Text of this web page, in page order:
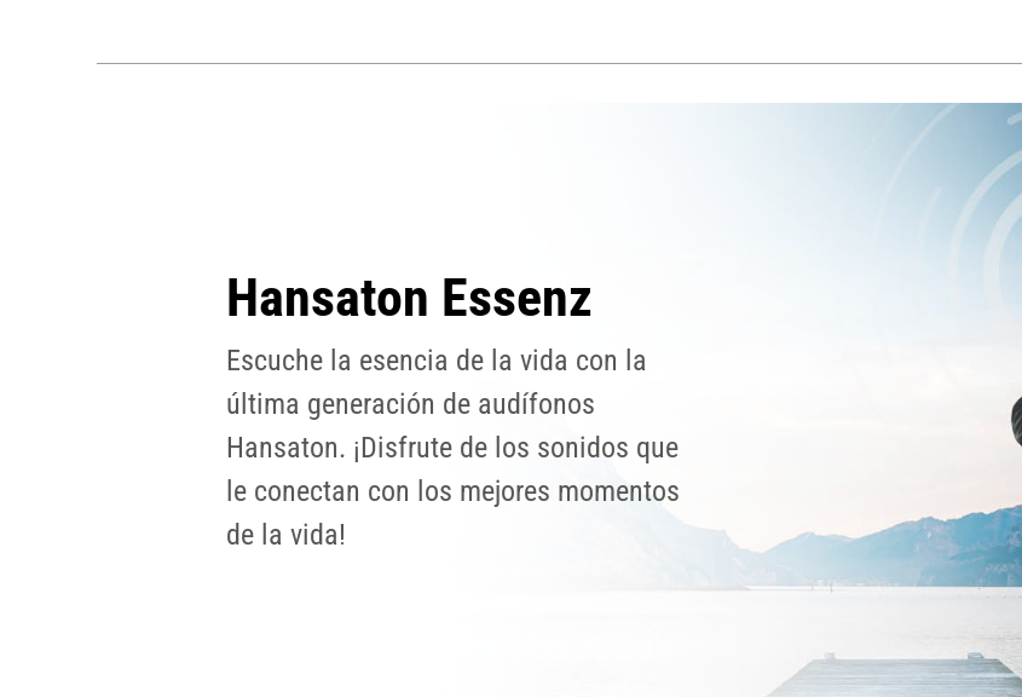
Hansaton Essenz
Escuche la esencia de la vida con la
última generación de audífonos
Hansaton. ¡Disfrute de los sonidos que
le conectan con los mejores momentos
de la vida!